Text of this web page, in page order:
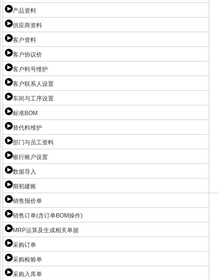
产品资料
供应商资料
客户资料
客户协议价
客户料号维护
客户联系人设置
车间与工序设置
标准BOM
替代料维护
部门与员工资料
银行账户设置
数据导入
期初建账
销售报价单
销售订单(含订单BOM操作)
MRP运算及生成相关单据
采购订单
采购检验单
采购入库单